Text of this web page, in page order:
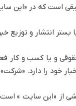
است که در «این
بستر انتشار و توزیع
و یا کسب و کار
خود را دارد.
از «این سایت »